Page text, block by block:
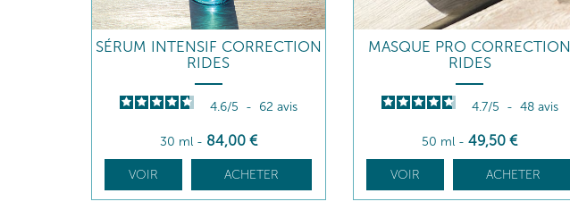
SÉRUM INTENSIF CORRECTION
RIDES
4.6/5 - 62 avis
30 ml - 84,00 €
VOIR ACHETER
MASQUE PRO CORRECTION
RIDES
4.7/5 - 48 avis
50 ml -49,50 €
VOIR ACHETER